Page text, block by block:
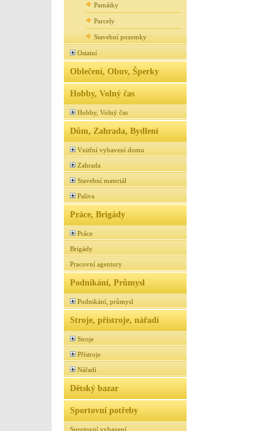
Památky
Parcely
Stavební pozemky
Ostatní
Oblečení, Obuv, Šperky
Hobby, Volný čas
Hobby, Volný čas
Dům, Zahrada, Bydlení
Vnitřní vybavení domu
Zahrada
Stavební materiál
Paliva
Práce, Brigády
Práce
Brigády
Pracovní agentury
Podnikání, Průmysl
Podnikání, průmysl
Stroje, přístroje, nářadí
Stroje
Přístroje
Nářadí
Dětský bazar
Sportovní potřeby
Sportovní vybavení